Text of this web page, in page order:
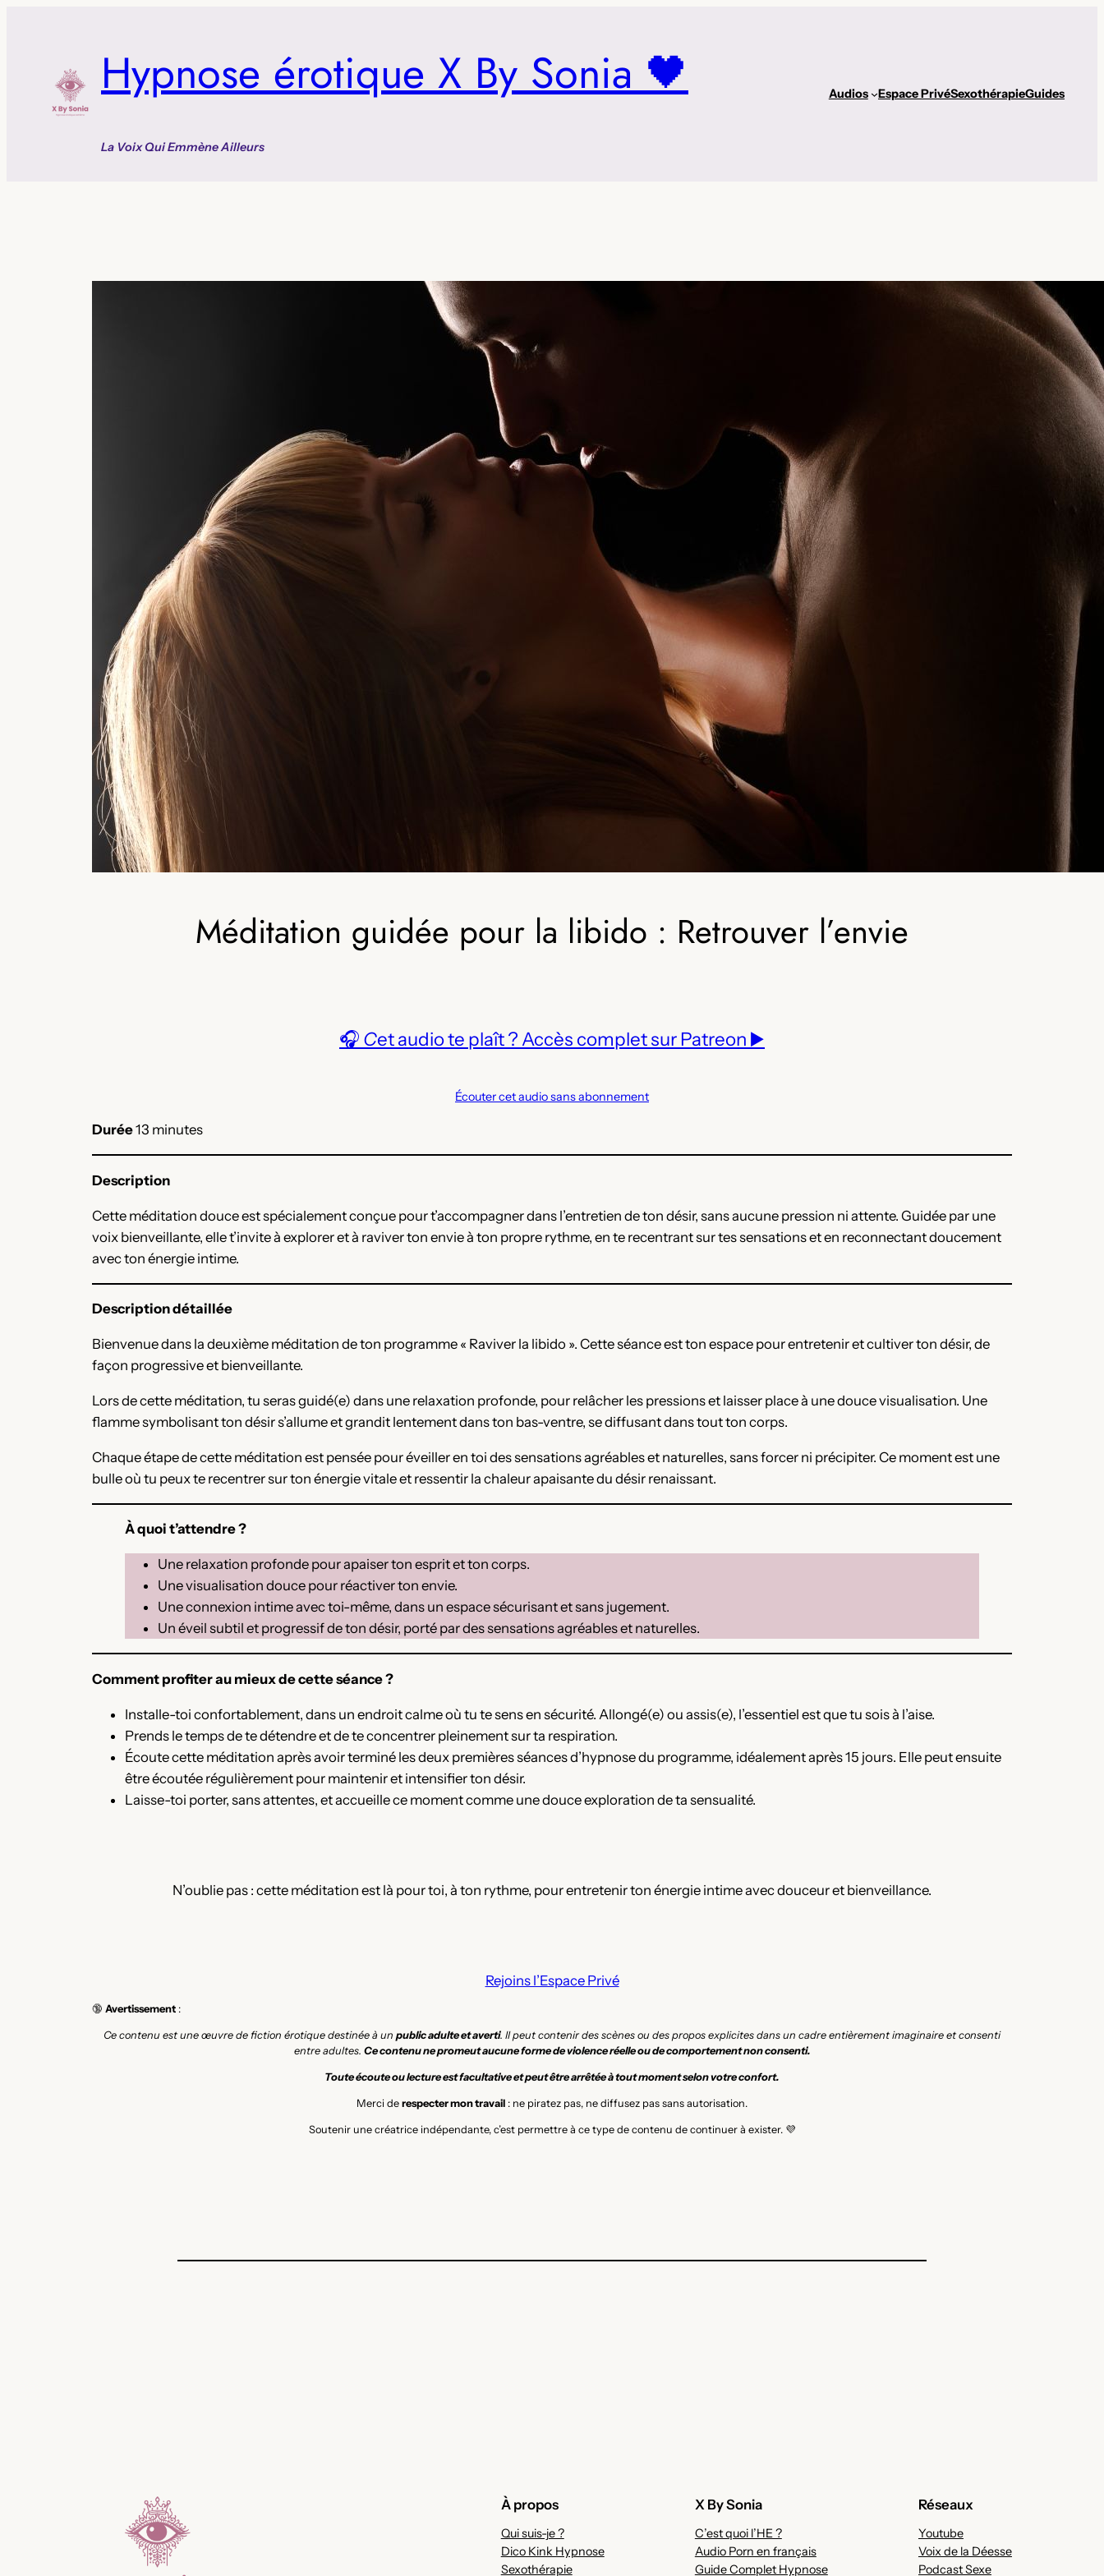
Hypnose érotique X By Sonia 🖤
La Voix Qui Emmène Ailleurs
Audios Espace PrivéSexothérapieGuides
Méditation guidée pour la libido : Retrouver l’envie
🎧 Cet audio te plaît ? Accès complet sur Patreon ▶️
Écouter cet audio sans abonnement
Durée13 minutes
Description
Cette méditation douce est spécialement conçue pour t’accompagner dans l’entretien de ton désir, sans aucune pression ni attente. Guidée par une
voix bienveillante, elle t’invite à explorer et à raviver ton envie à ton propre rythme, en te recentrant sur tes sensations et en reconnectant doucement
avec ton énergie intime.
Description détaillée
Bienvenue dans la deuxième méditation de ton programme « Raviver la libido ». Cette séance est ton espace pour entretenir et cultiver ton désir, de
façon progressive et bienveillante.
Lors de cette méditation, tu seras guidé(e) dans une relaxation profonde, pour relâcher les pressions et laisser place à une douce visualisation. Une
flamme symbolisant ton désir s’allume et grandit lentement dans ton bas-ventre, se diffusant dans tout ton corps.
Chaque étape de cette méditation est pensée pour éveiller en toi des sensations agréables et naturelles, sans forcer ni précipiter. Ce moment est une
bulle où tu peux te recentrer sur ton énergie vitale et ressentir la chaleur apaisante du désir renaissant.
À quoi t’attendre ?
Une relaxation profonde pour apaiser ton esprit et ton corps.
Une visualisation douce pour réactiver ton envie.
Une connexion intime avec toi-même, dans un espace sécurisant et sans jugement.
Un éveil subtil et progressif de ton désir, porté par des sensations agréables et naturelles.
Comment profiter au mieux de cette séance ?
Installe-toi confortablement, dans un endroit calme où tu te sens en sécurité. Allongé(e) ou assis(e), l’essentiel est que tu sois à l’aise.
Prends le temps de te détendre et de te concentrer pleinement sur ta respiration.
Écoute cette méditation après avoir terminé les deux premières séances d’hypnose du programme, idéalement après 15 jours. Elle peut ensuite
être écoutée régulièrement pour maintenir et intensifier ton désir.
Laisse-toi porter, sans attentes, et accueille ce moment comme une douce exploration de ta sensualité.
N’oublie pas : cette méditation est là pour toi, à ton rythme, pour entretenir ton énergie intime avec douceur et bienveillance.
Rejoins l’Espace Privé
🔞 Avertissement :
Ce contenu est une œuvre de fiction érotique destinée à un public adulte et averti. Il peut contenir des scènes ou des propos explicites dans un cadre entièrement imaginaire et consenti
entre adultes. Ce contenu ne promeut aucune forme de violence réelle ou de comportement non consenti.
Toute écoute ou lecture est facultative et peut être arrêtée à tout moment selon votre confort.
Merci de respecter mon travail : ne piratez pas, ne diffusez pas sans autorisation.
Soutenir une créatrice indépendante, c’est permettre à ce type de contenu de continuer à exister. 💜
À propos
Qui suis-je ?
Dico Kink Hypnose
Sexothérapie
X By Sonia
C’est quoi l’HE ?
Audio Porn en français
Guide Complet Hypnose
Réseaux
Youtube
Voix de la Déesse
Podcast Sexe